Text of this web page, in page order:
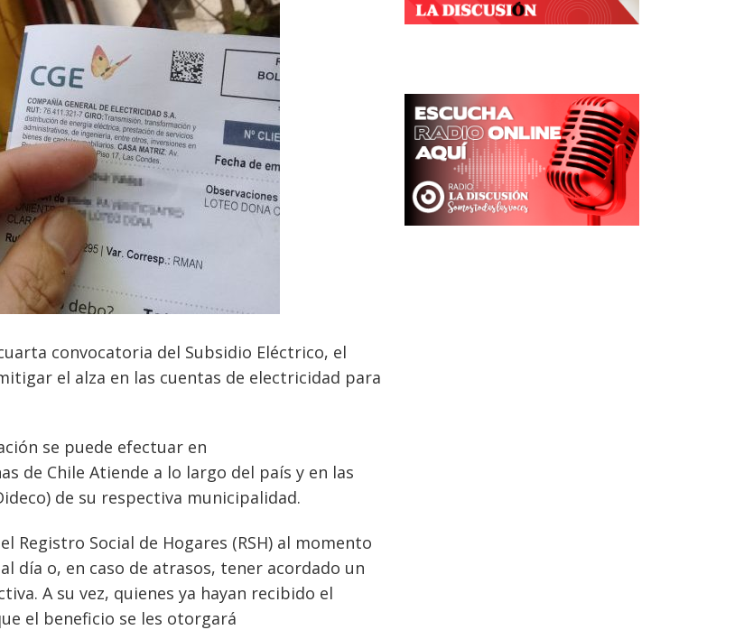
convocatoria del Subsidio Eléctrico, el
el alza en las cuentas de electricidad para
se puede efectuar en
de Chile Atiende a lo largo del país y en las
de su respectiva municipalidad.
Social de Hogares (RSH) al momento
día o, en caso de atrasos, tener acordado un
A su vez, quienes ya hayan recibido el
el beneficio se les otorgará